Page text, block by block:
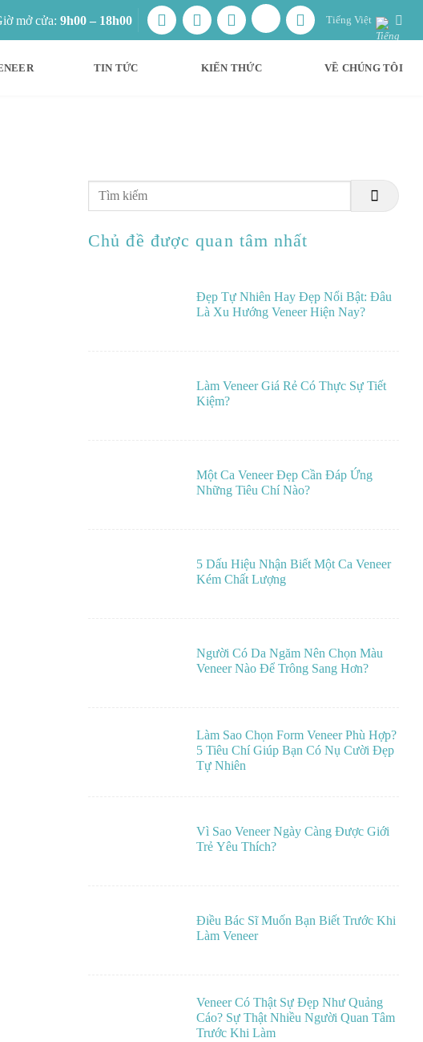
mở cửa: 9h00 – 18h00 Tiếng Việt
TIN TỨC KIẾN THỨC VỀ CHÚNG TÔI
Chủ đề được quan tâm nhất
Đẹp Tự Nhiên Hay Đẹp Nổi Bật: Đâu
Là Xu Hướng Veneer Hiện Nay?
Làm Veneer Giá Rẻ Có Thực Sự Tiết
Kiệm?
Một Ca Veneer Đẹp Cần Đáp Ứng
Những Tiêu Chí Nào?
5 Dấu Hiệu Nhận Biết Một Ca Veneer
Kém Chất Lượng
Người Có Da Ngăm Nên Chọn Màu
Veneer Nào Để Trông Sang Hơn?
Làm Sao Chọn Form Veneer Phù Hợp?
5 Tiêu Chí Giúp Bạn Có Nụ Cười Đẹp
Tự Nhiên
Vì Sao Veneer Ngày Càng Được Giới
Trẻ Yêu Thích?
Điều Bác Sĩ Muốn Bạn Biết Trước Khi
Làm Veneer
Veneer Có Thật Sự Đẹp Như Quảng
Cáo? Sự Thật Nhiều Người Quan Tâm
Trước Khi Làm